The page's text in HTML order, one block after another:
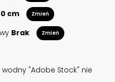
cm Zmień
Brak Zmień
"Adobe Stock" nie